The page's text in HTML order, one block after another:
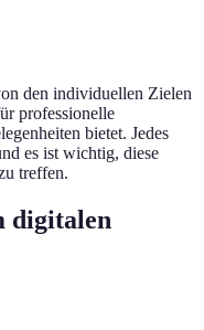
den individuellen Zielen
professionelle
bietet. Jedes
es ist wichtig, diese
treffen.
digitalen